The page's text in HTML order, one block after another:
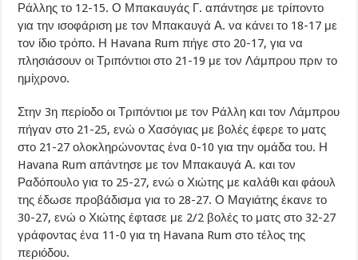
Ράλλης το 12-15. Ο Μπακαυγάς Γ. απάντησε με τρίποντο
για την ισοφάριση με τον Μπακαυγά Α. να κάνει το 18-17 με
τον ίδιο τρόπο. Η Havana Rum πήγε στο 20-17, για να
πλησιάσουν οι Τριπόντιοι στο 21-19 με τον Λάμπρου πριν το
ημίχρονο.
Στην 3η περίοδο οι Τριπόντιοι με τον Ράλλη και τον Λάμπρου
πήγαν στο 21-25, ενώ ο Χασόγιας με βολές έφερε το ματς
στο 21-27 ολοκληρώνοντας ένα 0-10 για την ομάδα του. Η
Havana Rum απάντησε με τον Μπακαυγά Α. και τον
Ραδόπουλο για το 25-27, ενώ ο Χιώτης με καλάθι και φάουλ
της έδωσε προβάδισμα για το 28-27. Ο Μαγιάτης έκανε το
30-27, ενώ ο Χιώτης έφτασε με 2/2 βολές το ματς στο 32-27
γράφοντας ένα 11-0 για τη Havana Rum στο τέλος της
περιόδου.